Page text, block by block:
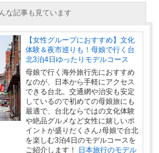
な記事も見ています
【女性グループにおすすめ】文化
体験＆夜市巡りも！母娘で行く台
北3泊4日ゆったりモデルコース
母娘で行く海外旅行先におすすめ
なのが、日本から手軽にアクセス
できる台北。交通網や治安も安定
しているので初めての母娘旅にも
最適で、台北ならではの文化体験
や絶品グルメなど女性に嬉しいポ
イントが盛りだくさん♪母娘で台北
を楽しむ3泊4日のモデルコースを
ご紹介します！
日本旅行のモデル